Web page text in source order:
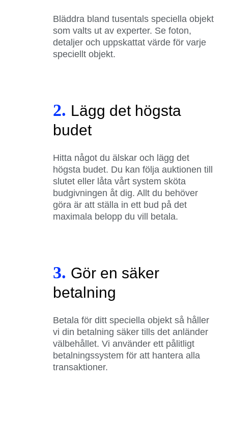
Bläddra bland tusentals speciella objekt
som valts ut av experter. Se foton,
detaljer och uppskattat värde för varje
speciellt objekt.
2. Lägg det högsta
budet
Hitta något du älskar och lägg det
högsta budet. Du kan följa auktionen till
slutet eller låta vårt system sköta
budgivningen åt dig. Allt du behöver
göra är att ställa in ett bud på det
maximala belopp du vill betala.
3. Gör en säker
betalning
Betala för ditt speciella objekt så håller
vi din betalning säker tills det anländer
välbehållet. Vi använder ett pålitligt
betalningssystem för att hantera alla
transaktioner.